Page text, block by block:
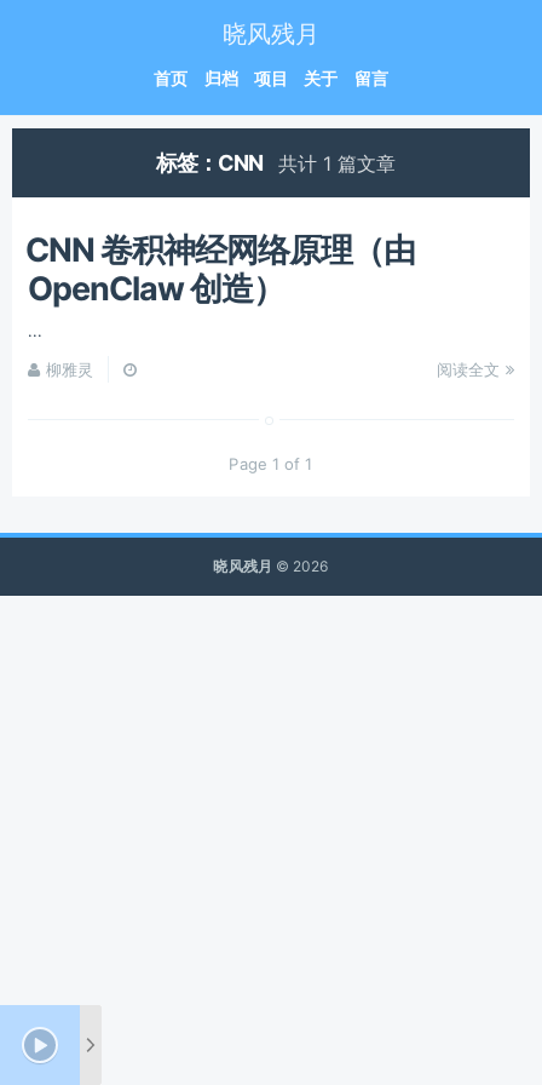
晓风残月
首页 归档 项目 关于 留言
标签：CNN 共计 1 篇文章
CNN 卷积神经网络原理（由
OpenClaw 创造）
...
柳雅灵
阅读全文
Page 1 of 1
晓风残月 © 2026